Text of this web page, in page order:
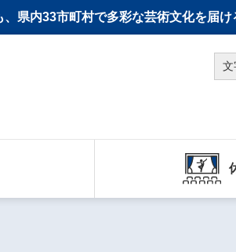
県内33市町村で多彩な芸術文化を届
文